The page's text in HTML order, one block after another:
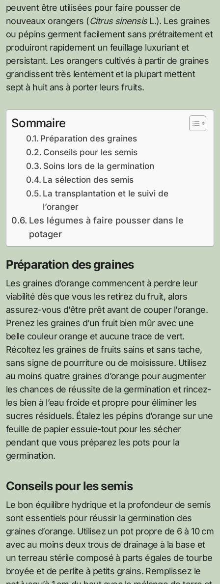
peuvent être utilisées pour faire pousser de
nouveaux orangers (Citrus sinensisL.). Les graines
ou pépins germent facilement sans prétraitement et
produiront rapidement un feuillage luxuriant et
persistant. Les orangers cultivés à partir de graines
grandissent très lentement et la plupart mettent
sept à huit ans à porter leurs fruits.
Sommaire
Préparation des graines
Conseils pour les semis
Soins lors de la germination
La sélection des semis
La transplantation et le suivi de
l’oranger
Les légumes à faire pousser dans le
potager
Préparation des graines
Les graines d’orange commencent à perdre leur
viabilité dès que vous les retirez du fruit, alors
assurez-vous d’être prêt avant de couper l’orange.
Prenez les graines d’un fruit bien mûr avec une
belle couleur orange et aucune trace de vert.
Récoltez les graines de fruits sains et sans tache,
sans signe de pourriture ou de moisissure. Utilisez
au moins quatre graines d’orange pour augmenter
les chances de réussite de la germination et rincez-
les bien à l’eau froide et propre pour éliminer les
sucres résiduels. Étalez les pépins d’orange sur une
feuille de papier essuie-tout pour les sécher
pendant que vous préparez les pots pour la
germination.
Conseils pour les semis
Le bon équilibre hydrique et la profondeur de semis
sont essentiels pour réussir la germination des
graines d’orange. Utilisez un pot propre de 6 à 10 cm
avec au moins deux trous de drainage à la base et
un terreau stérile composé à parts égales de tourbe
broyée et de perlite à petits grains. Remplissez le